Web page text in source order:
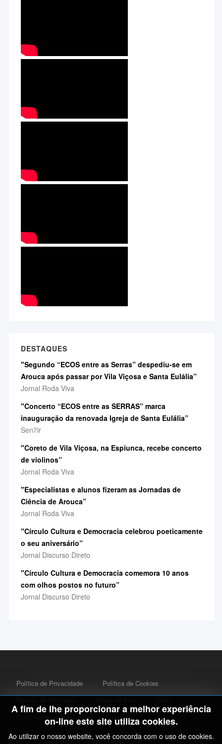
DESTAQUES
"Segundo “ECOS entre as Serras” despediu-se em
Arouca após passar por Vila Viçosa e Santa Eulália”
Jornal Roda Viva
"Concerto “ECOS entre as SERRAS” marca
inauguração da renovada Igreja de Santa Eulália”
Sen7ir
"Coreto de Vila Viçosa, na Espiunca, recebe concerto
de violinos”
Jornal Roda Viva
"Especialistas e alunos fizeram as Jornadas de
Ciência de Arouca”
Jornal Roda Viva
"Círculo Cultura e Democracia celebrou poeticamente
o seu aniversário”
Jornal Discurso Direto
"Círculo Cultura e Democracia comemora 10 anos
com olhos postos no futuro”
Jornal Discurso Direto
Política de Privacidade
Política de Cookies
Documentos e Publicações
A fim de lhe proporcionar a melhor experiência
on-line este site utiliza cookies.
Ao utilizar o nosso website, você concorda com o uso de cookies.
Arouca. Todos os direitos reservados..